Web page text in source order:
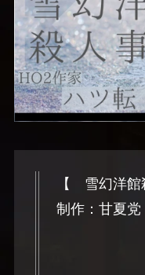
【 雪幻洋
制作：甘夏党